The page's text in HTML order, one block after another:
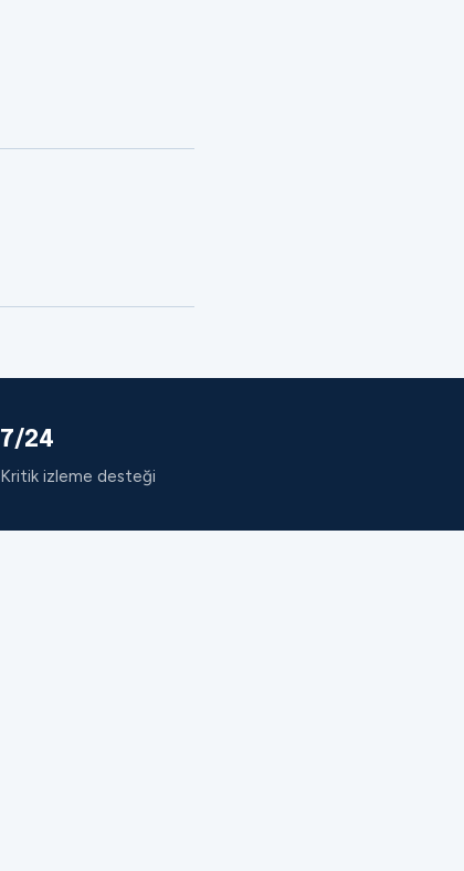
7/24
Kritik izleme desteği